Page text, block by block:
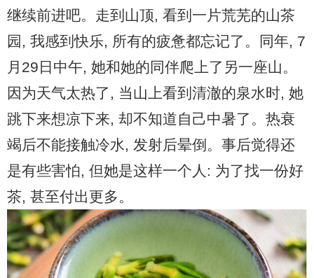
继续前进吧。走到山顶, 看到一片荒芜的山茶
园, 我感到快乐, 所有的疲惫都忘记了。同年, 7
月29日中午, 她和她的同伴爬上了另一座山。
因为天气太热了, 当山上看到清澈的泉水时, 她
跳下来想凉下来, 却不知道自己中暑了。热衰
竭后不能接触冷水, 发射后晕倒。事后觉得还
是有些害怕, 但她是这样一个人: 为了找一份好
茶, 甚至付出更多。